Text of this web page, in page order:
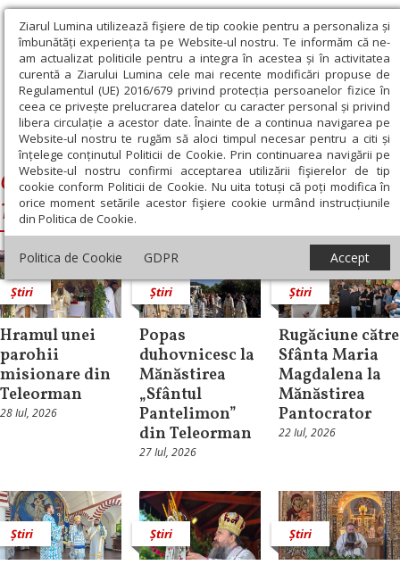
Ziarul Lumina utilizează fişiere de tip cookie pentru a personaliza și
îmbunătăți experiența ta pe Website-ul nostru. Te informăm că ne-
am actualizat politicile pentru a integra în acestea și în activitatea
curentă a Ziarului Lumina cele mai recente modificări propuse de
Regulamentul (UE) 2016/679 privind protecția persoanelor fizice în
ceea ce privește prelucrarea datelor cu caracter personal și privind
libera circulație a acestor date. Înainte de a continua navigarea pe
Website-ul nostru te rugăm să aloci timpul necesar pentru a citi și
înțelege conținutul Politicii de Cookie. Prin continuarea navigării pe
Website-ul nostru confirmi acceptarea utilizării fişierelor de tip
cookie conform Politicii de Cookie. Nu uita totuși că poți modifica în
orice moment setările acestor fişiere cookie urmând instrucțiunile
din Politica de Cookie.
Politica de Cookie GDPR Accept
Ziarul Lumina › Galaction, Episcopul Alexandriei şi Teleormanului
Galaction, Episcopul Alexandriei şi
Teleormanului
Știri
Hramul unei
parohii
misionare din
Teleorman
28 Iul, 2026
Știri
Popas
duhovnicesc la
Mănăstirea
„Sfântul
Pantelimon”
din Teleorman
27 Iul, 2026
Știri
Rugăciune către
Sfânta Maria
Magdalena la
Mănăstirea
Pantocrator
22 Iul, 2026
Știri Știri Știri